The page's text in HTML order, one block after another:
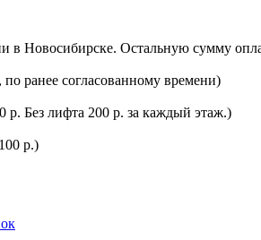
в Новосибирске. Остальную сумму
по ранее согласованному времени)
р. Без лифта 200 р. за каждый этаж.)
р.)